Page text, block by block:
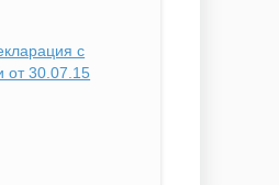
с
от 30.07.15